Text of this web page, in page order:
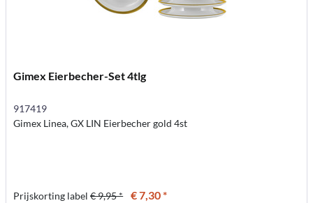
Gimex Eierbecher-Set 4tlg
917419
Gimex Linea, GX LIN Eierbecher gold 4st
Prijskorting label€ 9,95 * € 7,30 *